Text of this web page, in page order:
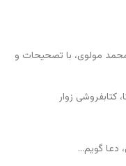
مولوی، با تصحیحات و
زوار